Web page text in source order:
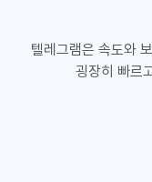
텔레그램은 속도와
굉장히 빠르